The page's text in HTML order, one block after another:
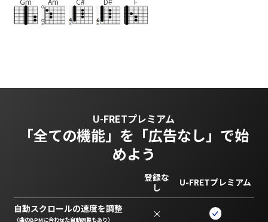
U-FRETプレミアム
「全ての機能」を 「広告なし」で始
めよう
登録な
し
U-FRETプレミアム
自動スクロールの速度を調整
（曲のBPMに合わせた自動調整もあり） ×